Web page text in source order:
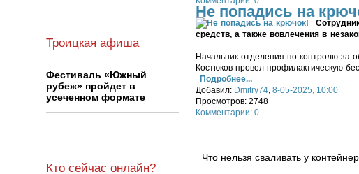
Не попадись на
средств, а также вовлечения в
Начальник отделения по контролю за
Костюков провел профилактическую
Подробнее...
Добавил: Dmitry74, 8-05-2025, 10:00
Просмотров: 2748
Комментарии: 0
Что нельзя сваливать у
Троицкая афиша
Фестиваль «Южный
рубеж» пройдет в
усеченном формате
Кто сейчас онлайн?